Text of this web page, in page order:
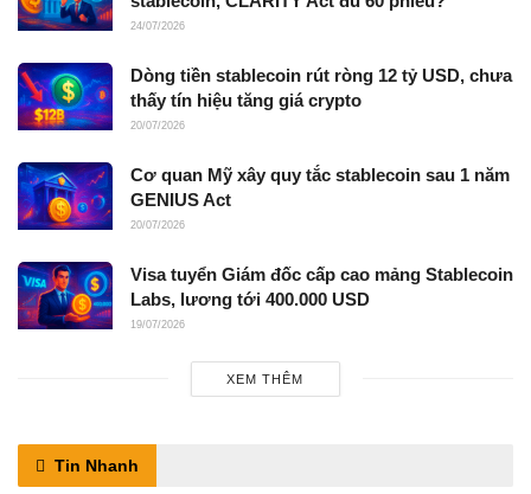
24/07/2026
Dòng tiền stablecoin rút ròng 12 tỷ USD, chưa
thấy tín hiệu tăng giá crypto
20/07/2026
Cơ quan Mỹ xây quy tắc stablecoin sau 1 năm
GENIUS Act
20/07/2026
Visa tuyển Giám đốc cấp cao mảng Stablecoin
Labs, lương tới 400.000 USD
19/07/2026
XEM THÊM
Tin Nhanh